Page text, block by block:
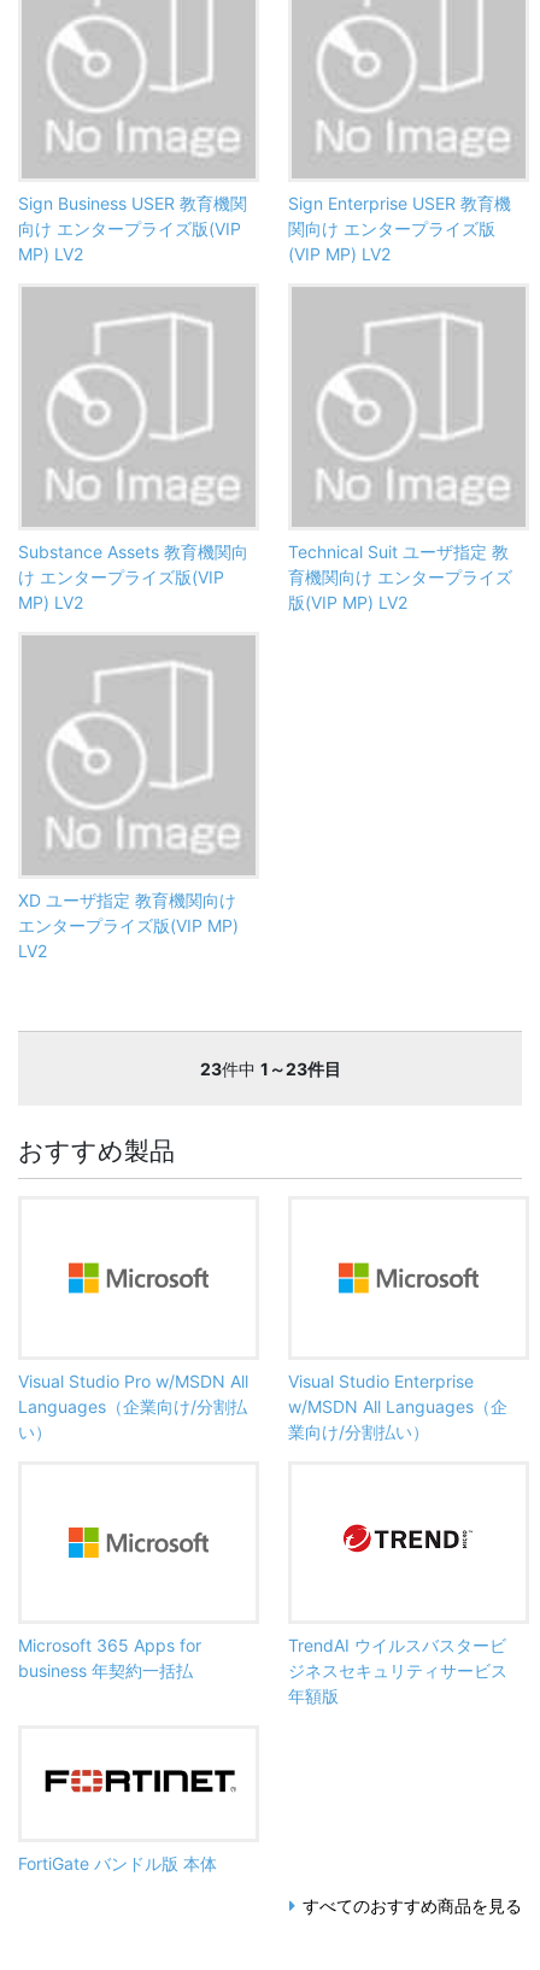
Sign Business USER 教育機関
向け エンタープライズ版(VIP
MP) LV2
Sign Enterprise USER 教育機
関向け エンタープライズ版
(VIP MP) LV2
Substance Assets 教育機関向
け エンタープライズ版(VIP
MP) LV2
Technical Suit ユーザ指定 教
育機関向け エンタープライズ
版(VIP MP) LV2
XD ユーザ指定 教育機関向け
エンタープライズ版(VIP MP)
LV2
23件中 1～23件目
おすすめ製品
Visual Studio Pro w/MSDN All
Languages（企業向け/分割払
い）
Visual Studio Enterprise
w/MSDN All Languages（企
業向け/分割払い）
Microsoft 365 Apps for
business 年契約一括払
TrendAI ウイルスバスタービ
ジネスセキュリティサービス
年額版
FortiGate バンドル版 本体
すべてのおすすめ商品を見る